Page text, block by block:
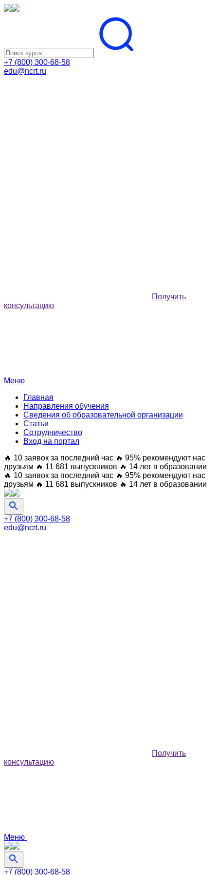
+7 (800) 300-68-58
edu@ncrt.ru
Получить
консультацию
Меню
Главная
Направления обучения
Сведения об образовательной организации
Статьи
Сотрудничество
Вход на портал
🔥 10 заявок за последний час 🔥 95% рекомендуют нас
друзьям 🔥 11 681 выпускников 🔥 14 лет в образовании
🔥 10 заявок за последний час 🔥 95% рекомендуют нас
друзьям 🔥 11 681 выпускников 🔥 14 лет в образовании
+7 (800) 300-68-58
edu@ncrt.ru
Получить
консультацию
Меню
+7 (800) 300-68-58